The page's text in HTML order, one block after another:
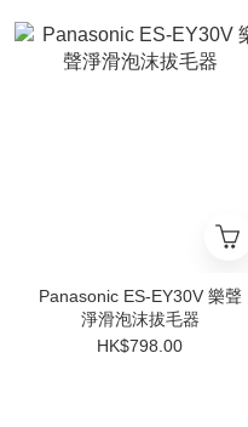
Panasonic ES-EY30V 樂聲
淨滑泡沫拔毛器
HK$798.00